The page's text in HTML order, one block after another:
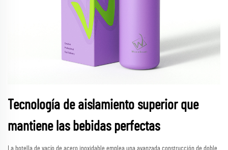
Tecnología de aislamiento superior que
mantiene las bebidas perfectas
La botella de vacío de acero inoxidable emplea una avanzada construcción de doble